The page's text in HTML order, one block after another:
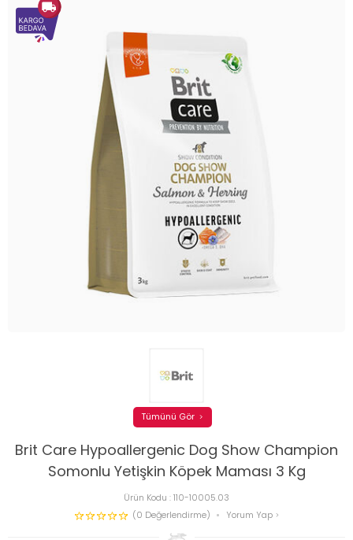
Brit Care Hypoallergenic Dog Show Champion
Somonlu Yetişkin Köpek Maması 3 Kg
Ürün Kodu :110-10005.03
(0 Değerlendirme)
Yorum Yap
Tümünü Gör